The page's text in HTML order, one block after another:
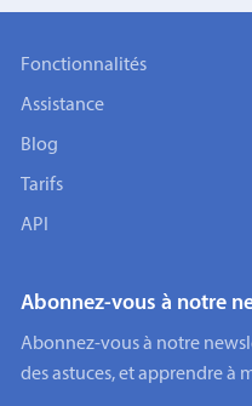
Fonctionnalités
Assistance
Blog
Tarifs
API
Abonnez-vous à notre
Abonnez-vous à notre
des astuces, et apprendre à